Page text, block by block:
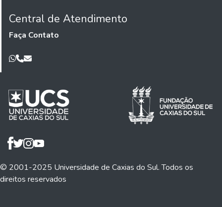
Central de Atendimento
Faça Contato
© 2001-2025 Universidade de Caxias do Sul. Todos os
direitos reservados